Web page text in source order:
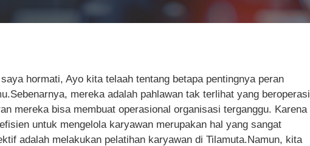
hormati, Ayo kita telaah tentang betapa pentingnya peran
mereka adalah pahlawan tak terlihat yang beroperasi
mereka bisa membuat operasional organisasi terganggu. Karena
untuk mengelola karyawan merupakan hal yang sangat
adalah melakukan pelatihan karyawan di Tilamuta.Namun, kita